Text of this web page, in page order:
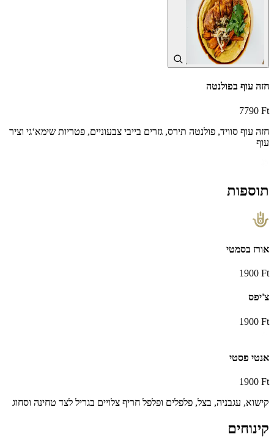
חזה עוף בפולנטה
7790 Ft
חזה עוף סוויד, פולנטה תירס, גזרים בייבי צבעוניים, פטריות שימא‘גי וציר
עוף
תוספות
אורז בסמטי
1900 Ft
צ'יפס
1900 Ft
אנטי פסטי
1900 Ft
קישוא, עגבניה, בצל, פלפלים ופלפל חריף צלויים בגריל לצד טחינה וסחוג
קינוחים